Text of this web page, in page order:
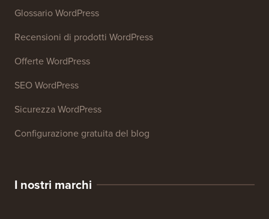
Glossario WordPress
Recensioni di prodotti WordPress
Offerte WordPress
SEO WordPress
Sicurezza WordPress
Configurazione gratuita del blog
I nostri marchi